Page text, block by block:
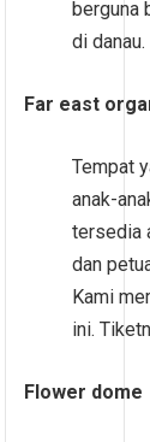
berguna
di danau.
Far east
Tempat
anak-
tersedia
dan
Kami
ini.
Flower dome